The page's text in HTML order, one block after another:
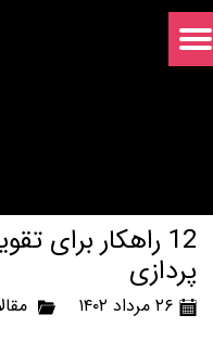
12 راهکار برای
پردازی
۲۶ مرداد ۱۴۰۲